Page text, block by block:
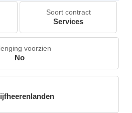
Soort contract
Services
voorzien
No